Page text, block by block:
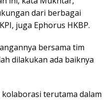
dari berbagai
juga Ephorus HKBP.
bersama tim
dilakukan ada baiknya
terutama dalam